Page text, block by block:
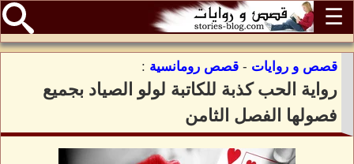
☰
قصص و روايات - قصص رومانسية :
رواية الحب كذبة للكاتبة لولو الصياد بجميع
فصولها الفصل الثامن